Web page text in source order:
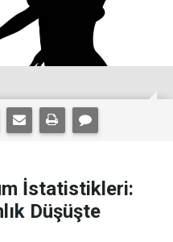
İstatistikleri:
Düşüşte